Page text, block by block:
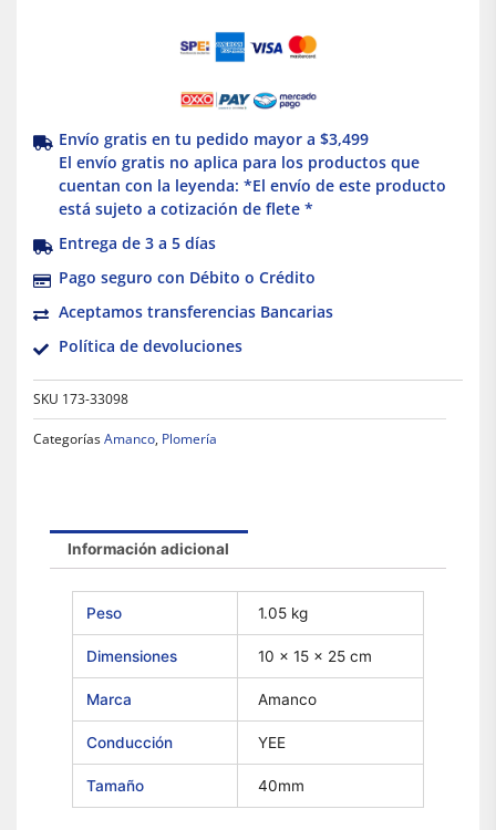
Envío gratis en tu pedido mayor a $3,499
El envío gratis no aplica para los productos que
cuentan con la leyenda: *El envío de este producto
está sujeto a cotización de flete *
Entrega de 3 a 5 días
Pago seguro con Débito o Crédito
Aceptamos transferencias Bancarias
Política de devoluciones
SKU 173-33098
CategoríasAmanco, Plomería
Información adicional
Peso 1.05 kg
Dimensiones 10 × 15 × 25 cm
Marca Amanco
Conducción YEE
Tamaño 40mm